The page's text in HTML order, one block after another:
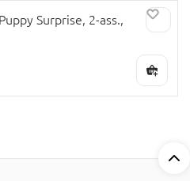
Surprise, 2-ass.,